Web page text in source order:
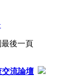
後一頁
交流論壇